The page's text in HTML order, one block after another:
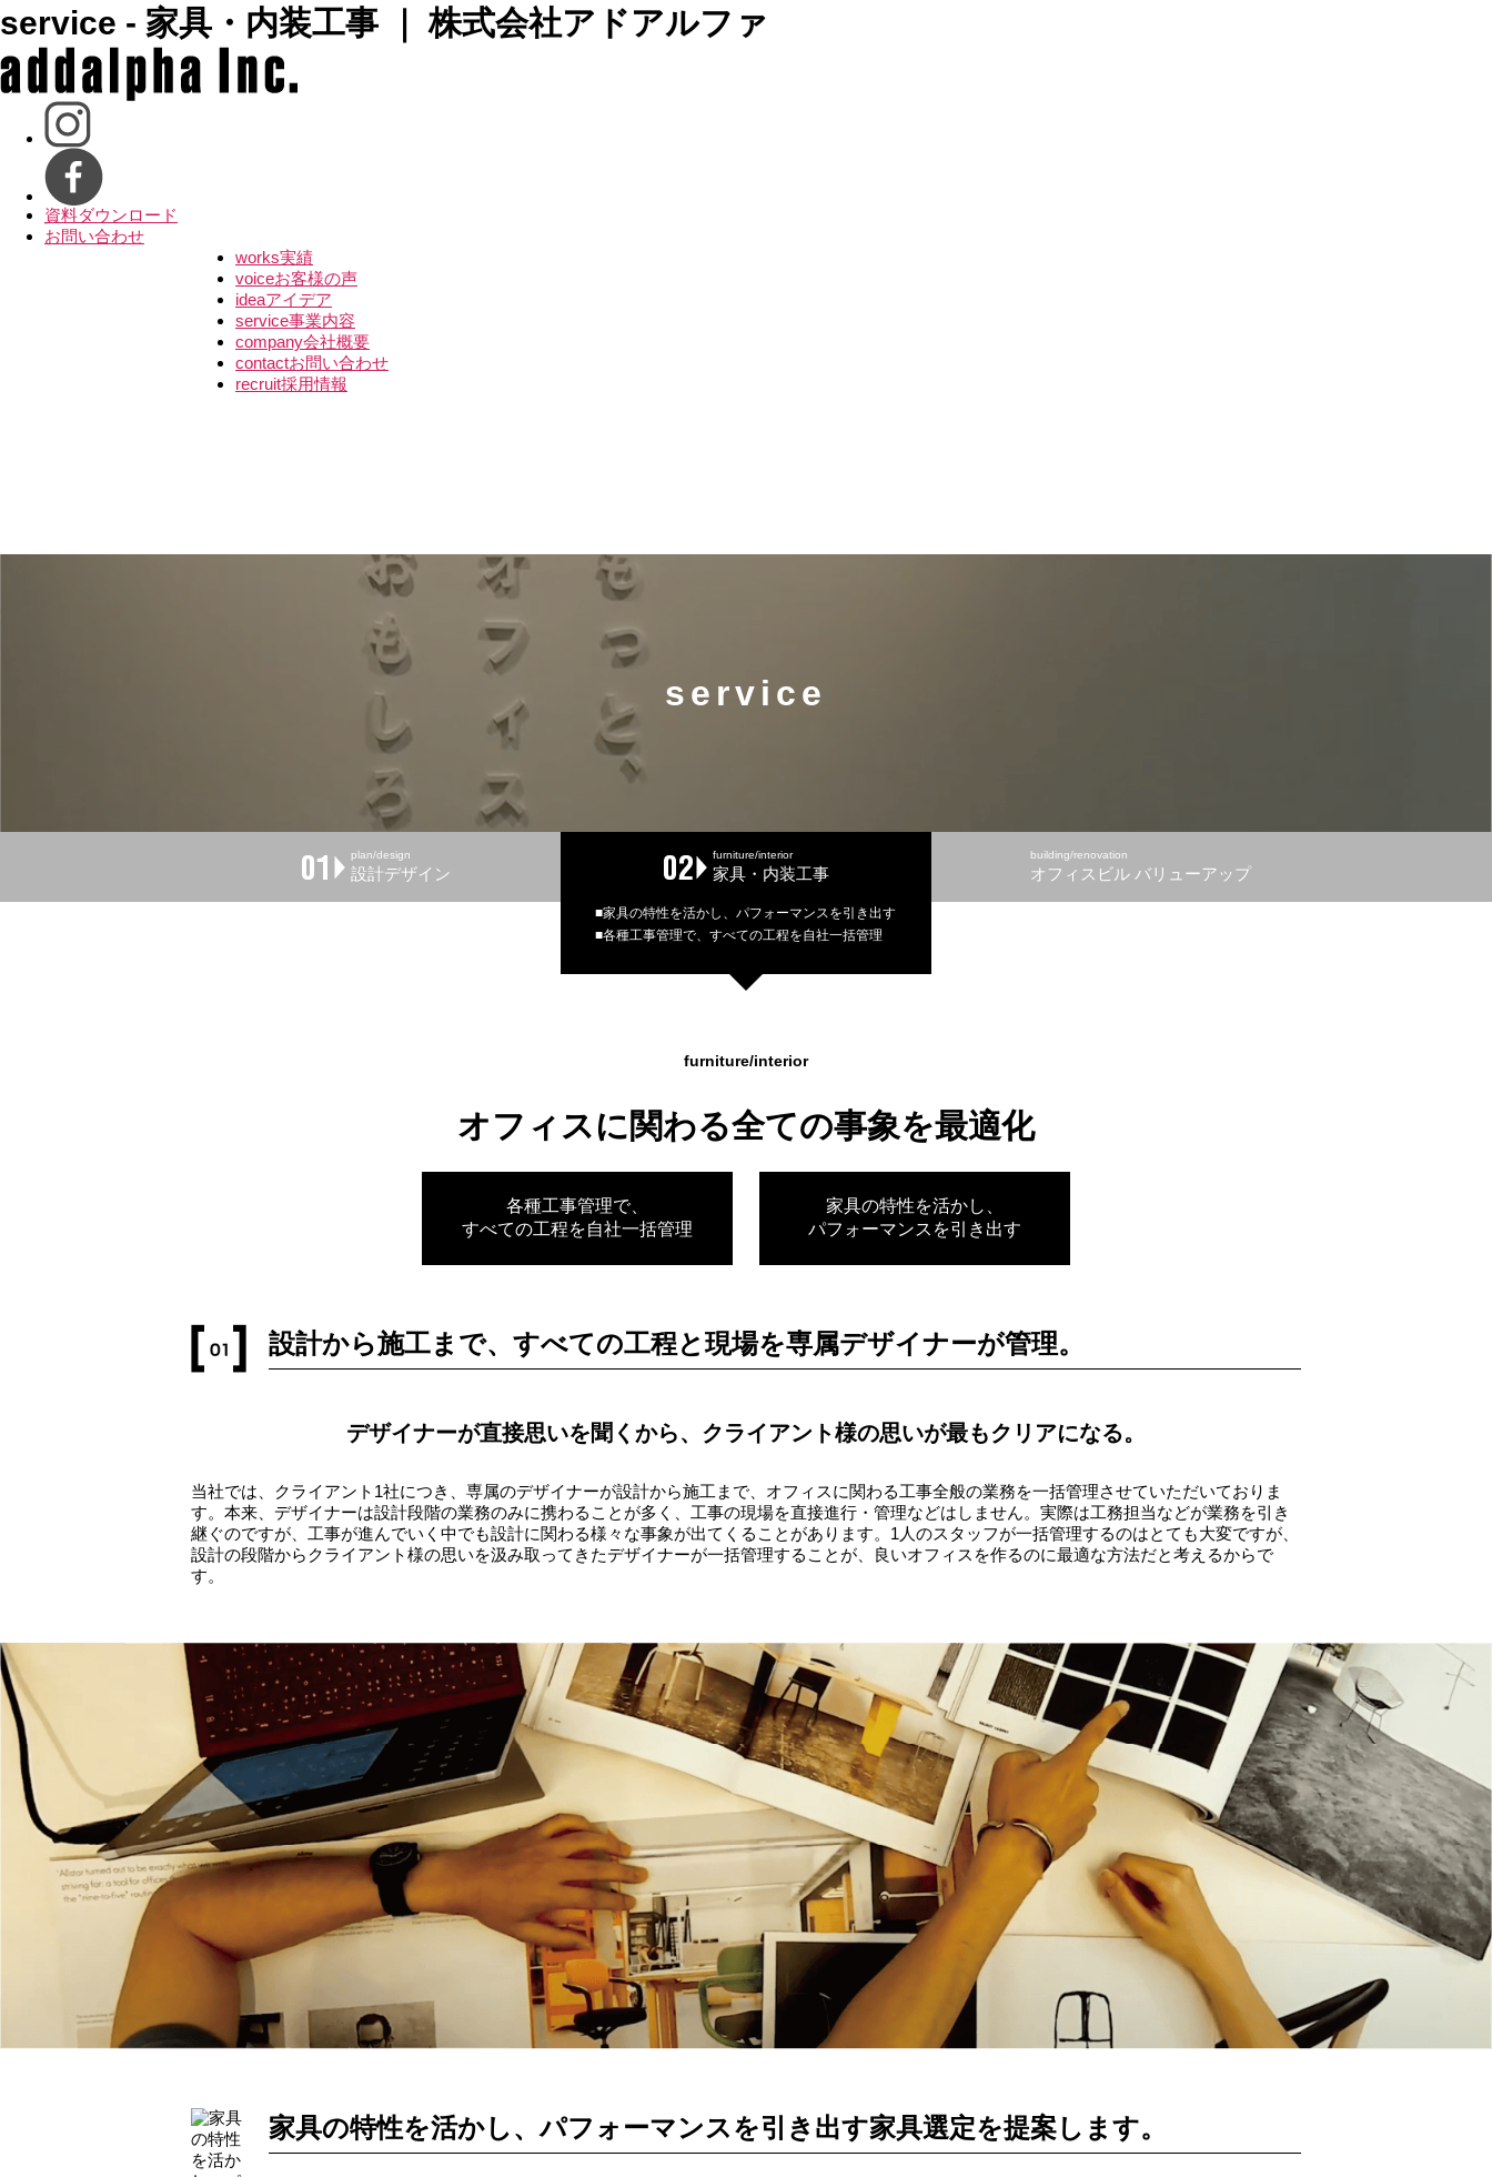
service - 家具・内装工事 ｜ 株式会社アドアルファ
資料ダウンロード
お問い合わせ
works実績
voiceお客様の声
ideaアイデア
service事業内容
company会社概要
contactお問い合わせ
recruit採用情報
service
plan/design
設計デザイン
furniture/interior
家具・内装工事
building/renovation
オフィスビル バリューアップ
■家具の特性を活かし、パフォーマンスを引き出す
■各種工事管理で、すべての工程を自社一括管理
furniture/interior
オフィスに関わる全ての事象を最適化
各種工事管理で、
すべての工程を自社一括管理
家具の特性を活かし、
パフォーマンスを引き出す
設計から施工まで、すべての工程と現場を専属デザイナーが管理。
デザイナーが直接思いを聞くから、 クライアント様の思いが最もクリアになる。
当社では、クライアント1社につき、専属のデザイナーが設計から施工まで、オフィスに関わる工事全般の業務を一括管理させていただいておりま
す。本来、デザイナーは設計段階の業務のみに携わることが多く、工事の現場を直接進行・管理などはしません。実際は工務担当などが業務を引き
継ぐのですが、工事が進んでいく中でも設計に関わる様々な事象が出てくることがあります。1人のスタッフが一括管理するのはとても大変ですが、
設計の段階からクライアント様の思いを汲み取ってきたデザイナーが一括管理することが、良いオフィスを作るのに最適な方法だと考えるからで
す。
家具の特性を活かし、パフォーマンスを引き出す家具選定を提案します。